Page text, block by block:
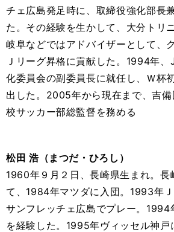
チェ広島発足時に、取締役強化部長
た。その経験を生かして、大分トリ
岐阜などではアドバイザーとして、
Ｊリーグ昇格に貢献した。1994年、
化委員会の副委員長に就任し、Ｗ杯
出した。2005年から現在まで、吉
校サッカー部総監督を務める
松田 浩（まつだ・ひろし）
1960年９月２日、長崎県生まれ。長
て、1984年マツダに入団。1993年Ｊ
サンフレッチェ広島でプレー。1994
を経験した。1995年ヴィッセル神